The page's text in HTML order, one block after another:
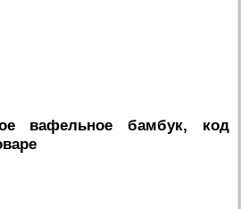
вафельное бамбук, код